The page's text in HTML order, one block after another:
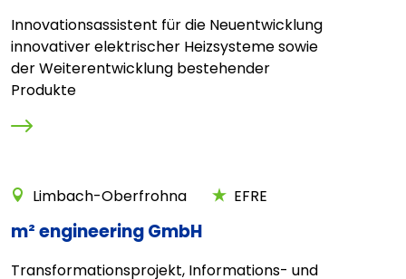
Innovationsassistent für die Neuentwicklung
innovativer elektrischer Heizsysteme sowie
der Weiterentwicklung bestehender
Produkte
Limbach-Oberfrohna EFRE
m² engineering GmbH
Transformationsprojekt, Informations- und